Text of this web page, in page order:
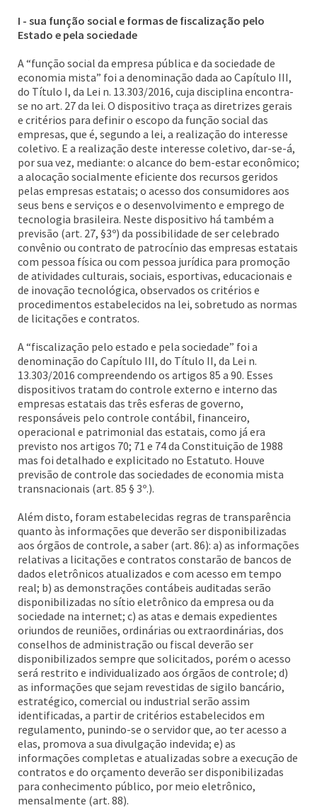
I - sua função social e formas de fiscalização pelo
Estado e pela sociedade
A “função social da empresa pública e da sociedade de
economia mista” foi a denominação dada ao Capítulo III,
do Título I, da Lei n. 13.303/2016, cuja disciplina encontra-
se no art. 27 da lei. O dispositivo traça as diretrizes gerais
e critérios para definir o escopo da função social das
empresas, que é, segundo a lei, a realização do interesse
coletivo. E a realização deste interesse coletivo, dar-se-á,
por sua vez, mediante: o alcance do bem-estar econômico;
a alocação socialmente eficiente dos recursos geridos
pelas empresas estatais; o acesso dos consumidores aos
seus bens e serviços e o desenvolvimento e emprego de
tecnologia brasileira. Neste dispositivo há também a
previsão (art. 27, §3º) da possibilidade de ser celebrado
convênio ou contrato de patrocínio das empresas estatais
com pessoa física ou com pessoa jurídica para promoção
de atividades culturais, sociais, esportivas, educacionais e
de inovação tecnológica, observados os critérios e
procedimentos estabelecidos na lei, sobretudo as normas
de licitações e contratos.
A “fiscalização pelo estado e pela sociedade” foi a
denominação do Capítulo III, do Título II, da Lei n.
13.303/2016 compreendendo os artigos 85 a 90. Esses
dispositivos tratam do controle externo e interno das
empresas estatais das três esferas de governo,
responsáveis pelo controle contábil, financeiro,
operacional e patrimonial das estatais, como já era
previsto nos artigos 70; 71 e 74 da Constituição de 1988
mas foi detalhado e explicitado no Estatuto. Houve
previsão de controle das sociedades de economia mista
transnacionais (art. 85 § 3º.).
Além disto, foram estabelecidas regras de transparência
quanto às informações que deverão ser disponibilizadas
aos órgãos de controle, a saber (art. 86): a) as informações
relativas a licitações e contratos constarão de bancos de
dados eletrônicos atualizados e com acesso em tempo
real; b) as demonstrações contábeis auditadas serão
disponibilizadas no sítio eletrônico da empresa ou da
sociedade na internet; c) as atas e demais expedientes
oriundos de reuniões, ordinárias ou extraordinárias, dos
conselhos de administração ou fiscal deverão ser
disponibilizados sempre que solicitados, porém o acesso
será restrito e individualizado aos órgãos de controle; d)
as informações que sejam revestidas de sigilo bancário,
estratégico, comercial ou industrial serão assim
identificadas, a partir de critérios estabelecidos em
regulamento, punindo-se o servidor que, ao ter acesso a
elas, promova a sua divulgação indevida; e) as
informações completas e atualizadas sobre a execução de
contratos e do orçamento deverão ser disponibilizadas
para conhecimento público, por meio eletrônico,
mensalmente (art. 88).